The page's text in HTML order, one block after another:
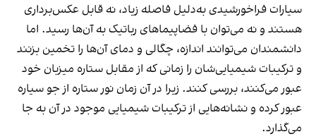
سیارات فراخورشیدی به‌دلیل فاصله زیاد، نه قابل عکس‌برداری
هستند و نه می‌توان با فضاپیماهای رباتیک به آن‌ها رسید. اما
دانشمندان می‌توانند اندازه، چگالی و دمای آن‌ها را تخمین بزنند
و ترکیبات شیمیایی‌شان را زمانی که از مقابل ستاره میزبان خود
عبور می‌کنند، بررسی کنند. زیرا در آن زمان نور ستاره از جو سیاره
عبور کرده و نشانه‌هایی از ترکیبات شیمیایی موجود در آن به جا
می‌گذارد.